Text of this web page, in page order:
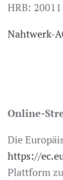
HRB: 20011
Nahtwerk-
Online-
Die
https://
Plattform